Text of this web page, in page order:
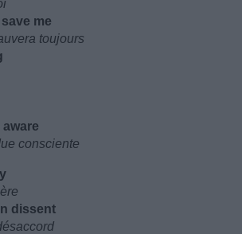
me
toujours
consciente
dissent